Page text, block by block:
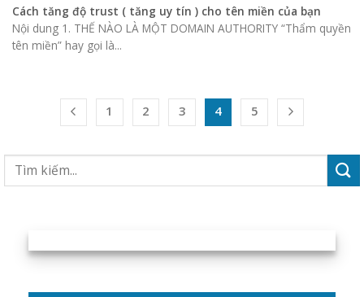
Cách tăng độ trust ( tăng uy tín ) cho tên miền của bạn
Nội dung 1. THẾ NÀO LÀ MỘT DOMAIN AUTHORITY “Thẩm quyền
tên miền” hay gọi là...
1 2 3 4 5